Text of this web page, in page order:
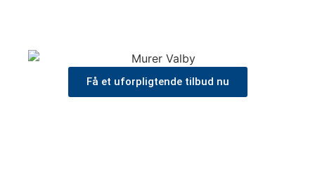
Få et uforpligtende tilbud nu